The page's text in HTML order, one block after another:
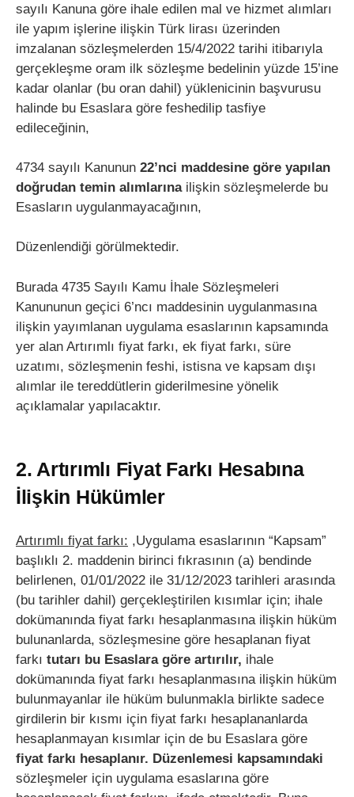
sayılı Kanuna göre ihale edilen mal ve hizmet alımları
ile yapım işlerine ilişkin Türk lirası üzerinden
imzalanan sözleşmelerden 15/4/2022 tarihi itibarıyla
gerçekleşme oram ilk sözleşme bedelinin yüzde 15’ine
kadar olanlar (bu oran dahil) yüklenicinin başvurusu
halinde bu Esaslara göre feshedilip tasfiye
edileceğinin,
4734 sayılı Kanunun 22’nci maddesine göre yapılan
doğrudan temin alımlarınailişkin sözleşmelerde bu
Esasların uygulanmayacağının,
Düzenlendiği görülmektedir.
Burada 4735 Sayılı Kamu İhale Sözleşmeleri
Kanununun geçici 6’ncı maddesinin uygulanmasına
ilişkin yayımlanan uygulama esaslarının kapsamında
yer alan Artırımlı fiyat farkı, ek fiyat farkı, süre
uzatımı, sözleşmenin feshi, istisna ve kapsam dışı
alımlar ile tereddütlerin giderilmesine yönelik
açıklamalar yapılacaktır.
2. Artırımlı Fiyat Farkı Hesabına
İlişkin Hükümler
Artırımlı fiyat farkı: ,Uygulama esaslarının “Kapsam”
başlıklı 2. maddenin birinci fıkrasının (a) bendinde
belirlenen, 01/01/2022 ile 31/12/2023 tarihleri arasında
(bu tarihler dahil) gerçekleştirilen kısımlar için; ihale
dokümanında fiyat farkı hesaplanmasına ilişkin hüküm
bulunanlarda, sözleşmesine göre hesaplanan fiyat
farkı tutarı bu Esaslara göre artırılır, ihale
dokümanında fiyat farkı hesaplanmasına ilişkin hüküm
bulunmayanlar ile hüküm bulunmakla birlikte sadece
girdilerin bir kısmı için fiyat farkı hesaplananlarda
hesaplanmayan kısımlar için de bu Esaslara göre
fiyat farkı hesaplanır. Düzenlemesi kapsamındaki
sözleşmeler için uygulama esaslarına göre